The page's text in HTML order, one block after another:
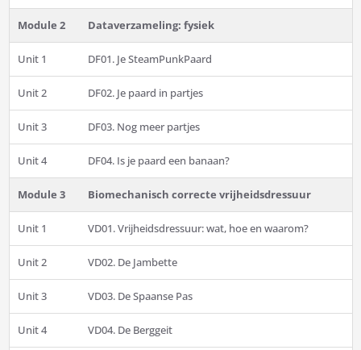
Module 2 Dataverzameling: fysiek
Unit 1 DF01. Je SteamPunkPaard
Unit 2 DF02. Je paard in partjes
Unit 3 DF03. Nog meer partjes
Unit 4 DF04. Is je paard een banaan?
Module 3 Biomechanisch correcte vrijheidsdressuur
Unit 1 VD01. Vrijheidsdressuur: wat, hoe en waarom?
Unit 2 VD02. De Jambette
Unit 3 VD03. De Spaanse Pas
Unit 4 VD04. De Berggeit